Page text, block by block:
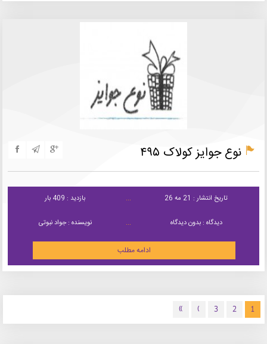
نوع جوایز کولاک ۴۹۵
تاریخ انتشار : 21 مه 26 بازدید : 409 بار
دیدگاه : بدون دیدگاه نویسنده : جواد نبوتی
ادامه مطلب
1
2
3
›
»